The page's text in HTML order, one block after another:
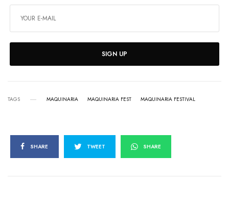
SIGN UP
TAGS MAQUINARIA MAQUINARIA FEST MAQUINARIA FESTIVAL
SHARE TWEET SHARE